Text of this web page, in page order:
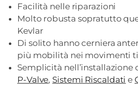
Facilità nelle riparazioni
Molto robusta sopratutto
Kevlar
Di solito hanno cerniera
più mobilità nei movimenti
Semplicità nell’installazione
P-Valve, Sistemi Riscaldati e